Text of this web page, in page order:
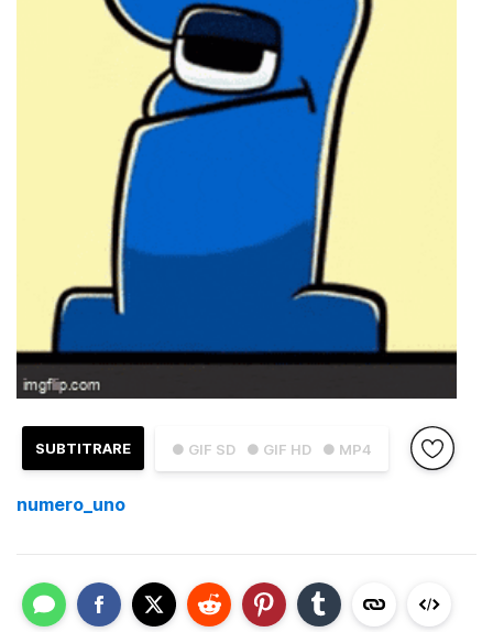
● GIF SD ● GIF HD ● MP4
SUBTITRARE
numero_uno